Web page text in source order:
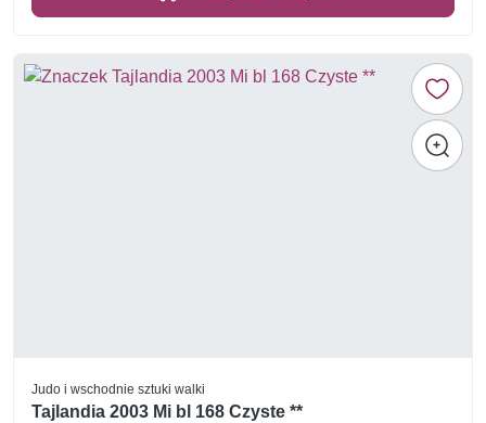
Judo i wschodnie sztuki walki
Tajlandia 2003 Mi bl 168 Czyste **